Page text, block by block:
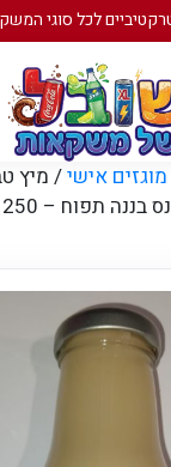
1. מיץ טבעי 61%
לכל סוגי
אישי
– 250 מ"ל – 24 יח' – כשר